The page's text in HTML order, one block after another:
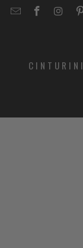
EMAIL